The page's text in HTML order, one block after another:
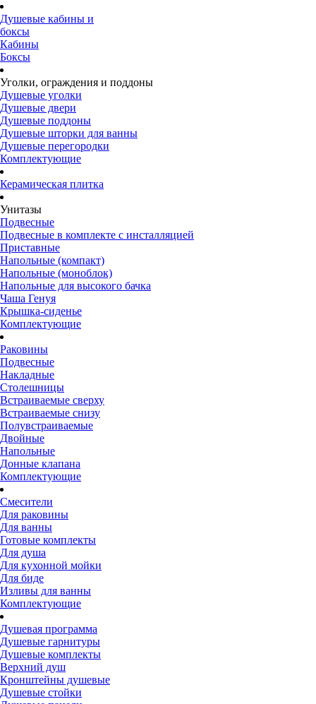
Душевые кабины и
боксы
Кабины
Боксы
Уголки, ограждения и поддоны
Душевые уголки
Душевые двери
Душевые поддоны
Душевые шторки для ванны
Душевые перегородки
Комплектующие
Керамическая плитка
Унитазы
Подвесные
Подвесные в комплекте с инсталляцией
Приставные
Напольные (компакт)
Напольные (моноблок)
Напольные для высокого бачка
Чаша Генуя
Крышка-сиденье
Комплектующие
Раковины
Подвесные
Накладные
Столешницы
Встраиваемые сверху
Встраиваемые снизу
Полувстраиваемые
Двойные
Напольные
Донные клапана
Комплектующие
Смесители
Для раковины
Для ванны
Готовые комплекты
Для душа
Для кухонной мойки
Для биде
Изливы для ванны
Комплектующие
Душевая программа
Душевые гарнитуры
Душевые комплекты
Верхний душ
Кронштейны душевые
Душевые стойки